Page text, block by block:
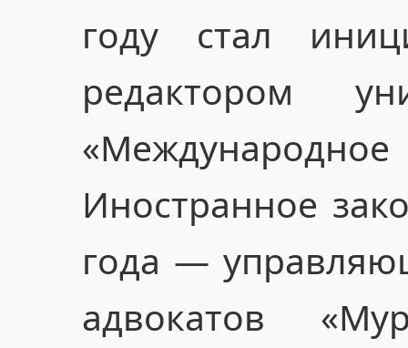
году стал
редактором
Иностранное
года —
адвокатов